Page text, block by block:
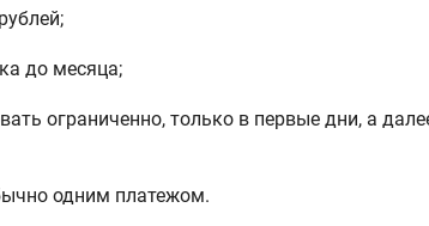
до месяца;
ограниченно, только в первые дни, а
одним платежом.